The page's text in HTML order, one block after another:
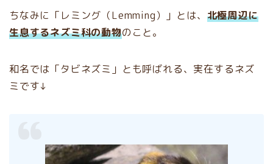
ちなみに「レミング（Lemming）」とは、 北極周辺に
生息するネズミ科の動物のこと。
和名では「タビネズミ」とも呼ばれる、実在するネズ
ミです↓